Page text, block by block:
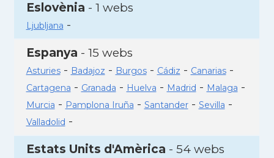
Eslovènia - 1 webs
Ljubljana -
Espanya - 15 webs
Asturies- Badajoz - Burgos- Cádiz - Canarias-
Cartagena - Granada - Huelva - Madrid - Malaga -
Murcia - Pamplona Iruña - Santander- Sevilla -
Valladolid -
Estats Units d'Amèrica - 54 webs